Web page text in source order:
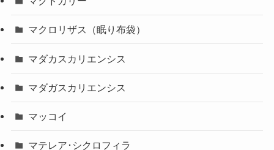
マクロリザス（眠り布袋）
マダカスカリエンシス
マダガスカリエンシス
マッコイ
マテレア･シクロフィラ